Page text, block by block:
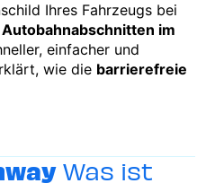
Ihres Fahrzeugs bei
Autobahnabschnitten im
einfacher und
wie die barrierefreie
Was ist